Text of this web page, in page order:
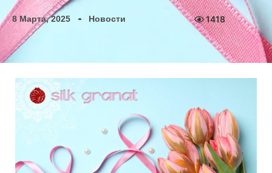
8 Марта, 2025 Новости 1418